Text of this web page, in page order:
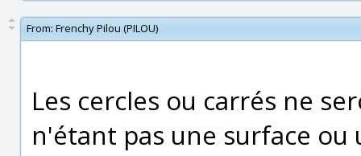
From: Frenchy Pilou (PILOU)
Les cercles ou carrés ne
n'étant pas une surface ou